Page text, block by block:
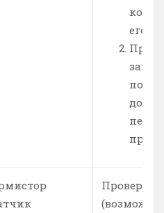
его
Проверьте
(возможно